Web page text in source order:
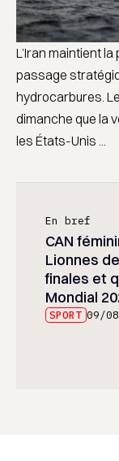
L’Iran maintient
passage
hydrocarbures.
dimanche que la
les États-Unis ...
En bref
CAN
Lionnes
finales et
Mondial
SPORT 09/